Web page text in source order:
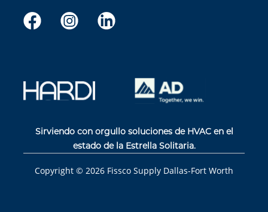
Sirviendo con orgullo soluciones de HVAC en el
estado de la Estrella Solitaria.
Copyright © 2026 Fissco Supply Dallas-Fort Worth